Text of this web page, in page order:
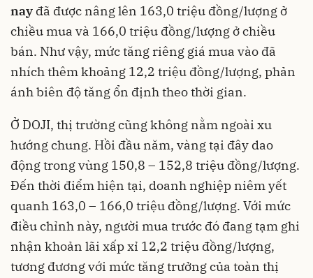
nay đã được nâng lên 163,0 triệu đồng/lượng ở
chiều mua và 166,0 triệu đồng/lượng ở chiều
bán. Như vậy, mức tăng riêng giá mua vào đã
nhích thêm khoảng 12,2 triệu đồng/lượng, phản
ánh biên độ tăng ổn định theo thời gian.
Ở DOJI, thị trường cũng không nằm ngoài xu
hướng chung. Hồi đầu năm, vàng tại đây dao
động trong vùng 150,8 – 152,8 triệu đồng/lượng.
Đến thời điểm hiện tại, doanh nghiệp niêm yết
quanh 163,0 – 166,0 triệu đồng/lượng. Với mức
điều chỉnh này, người mua trước đó đang tạm ghi
nhận khoản lãi xấp xỉ 12,2 triệu đồng/lượng,
tương đương với mức tăng trưởng của toàn thị